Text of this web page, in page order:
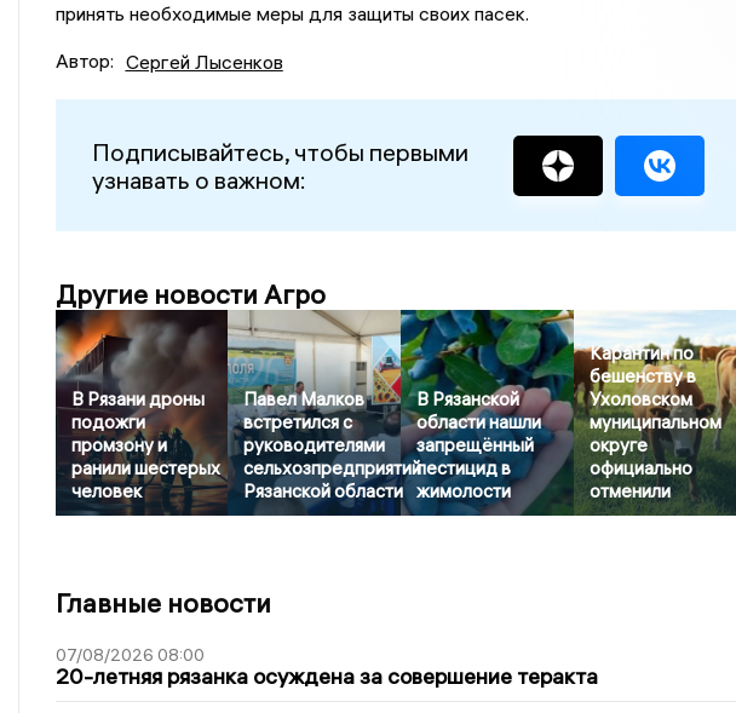
принять необходимые меры для защиты своих пасек.
Автор: Сергей Лысенков
Подписывайтесь, чтобы первыми
узнавать о важном:
Другие новости Агро
В Рязани дроны
подожги
промзону и
ранили шестерых
человек
Павел Малков
встретился с
руководителями
сельхозпредприятий
Рязанской области
В Рязанской
области нашли
запрещённый
пестицид в
жимолости
Карантин по
бешенству в
Ухоловском
муниципальном
округе
официально
отменили
Главные новости
07/08/2026 08:00
20-летняя рязанка осуждена за совершение теракта